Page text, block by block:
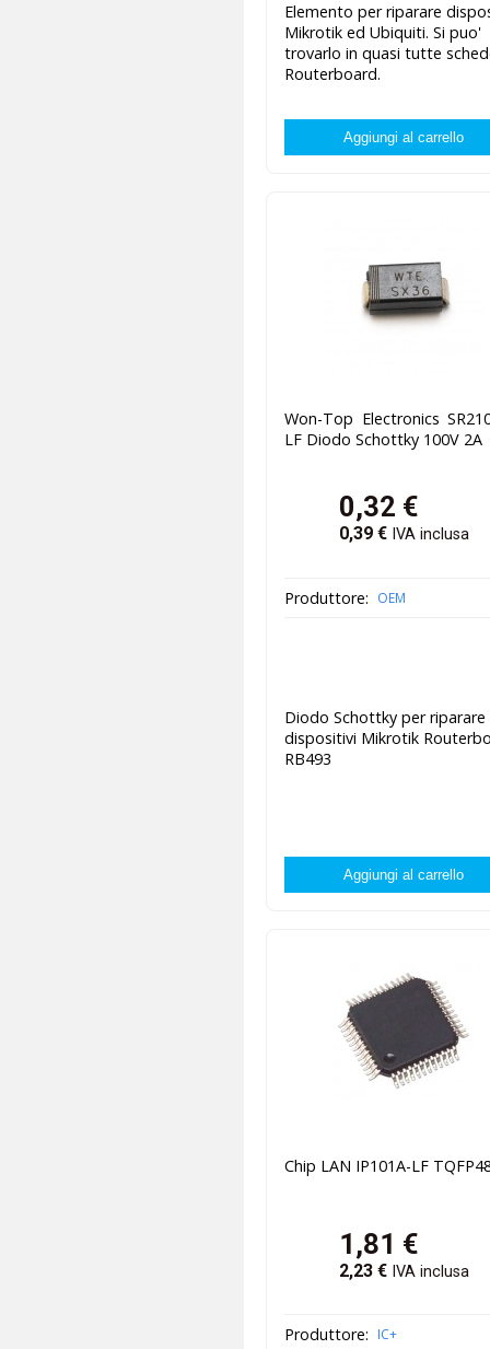
Elemento per riparare
Mikrotik ed Ubiquiti. Si puo'
trovarlo in quasi tutte
Routerboard.
Won-Top Electronics
LF Diodo Schottky 100V 2A
0,32 €
0,39€ IVA inclusa
Produttore: OEM
Diodo Schottky per riparare
dispositivi Mikrotik
RB493
Chip LAN IP101A-LF
1,81 €
2,23€ IVA inclusa
Produttore: IC+